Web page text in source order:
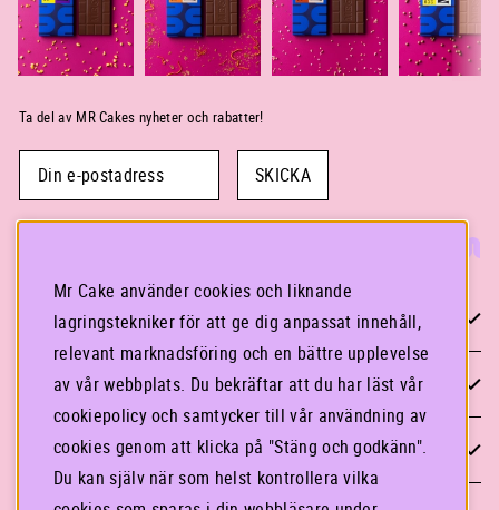
Ta del av MR Cakes nyheter och rabatter!
SKICKA
KONTAKTA OSS
STOCKHOLM
GÖTEBORG
Mr Cake använder cookies och liknande
lagringstekniker för att ge dig anpassat innehåll,
relevant marknadsföring och en bättre upplevelse
av vår webbplats. Du bekräftar att du har läst vår
cookiepolicy och samtycker till vår användning av
cookies genom att klicka på "Stäng och godkänn".
Du kan själv när som helst kontrollera vilka